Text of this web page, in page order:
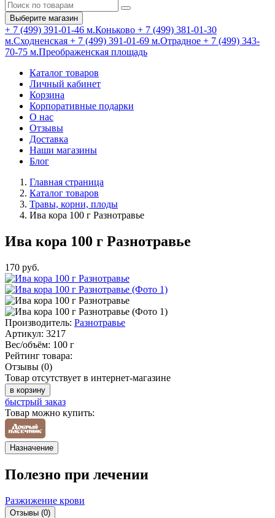
Выберите магазин
+ 7 (499) 391-01-46 м.Коньково + 7 (499) 381-01-30
м.Сходненская + 7 (499) 391-01-69 м.Отрадное + 7 (499) 343-
70-75 м.Преображенская площадь
Каталог товаров
Личный кабинет
Корзина
Корпоративные подарки
О нас
Отзывы
Доставка
Наши магазины
Блог
Главная страница
Каталог товаров
Травы, корни, плоды
Ива кора 100 г Разнотравье
Ива кора 100 г Разнотравье
170 руб.
Производитель: Разнотравье
Артикул: 3217
Вес/объём: 100 г
Рейтинг товара:
Отзывы (0)
Товар отсутствует в интернет-магазине
в корзину
быстрый заказ
Товар можно купить:
Назначение
Полезно при лечении
Разжижение крови
Отзывы (0)